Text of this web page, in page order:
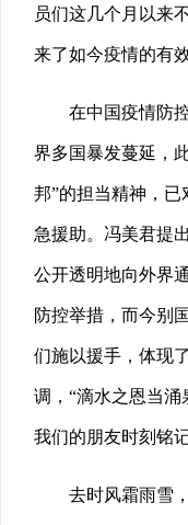
员们这几个月以来
来了如今疫情的有
在中国疫情防控
界多国暴发蔓延，
邦”的担当精神，已
急援助。冯美君提
公开透明地向外界
防控举措，而今别
们施以援手，体现
调，“滴水之恩当涌
我们的朋友时刻铭
去时风霜雨雪，